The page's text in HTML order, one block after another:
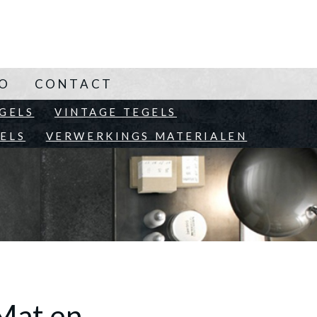
VINTAGE TEGELS
VERWERKINGS MATERIALEN
CONTACT